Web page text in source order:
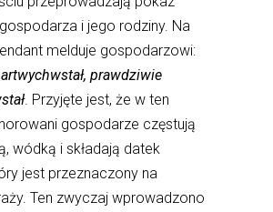
i jego rodziny. Na
melduje gospodarzowi:
prawdziwie
. Przyjęte jest, że w ten
gospodarze częstują
wódką i składają datek
jest przeznaczony na
Ten zwyczaj wprowadzono